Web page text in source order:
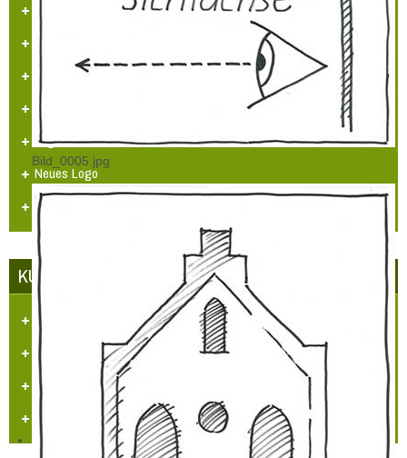
Bild_0005.jpg
Mängelmelder der Stadt GV
Adventsfenster 2025
Arbeitskreissitzung
Jugendarbeit
Neues Logo
Orgelbau
KUNST UND KULTUR
Aufgaben und Ziele
Kontakt
Veranstaltungen
Videos